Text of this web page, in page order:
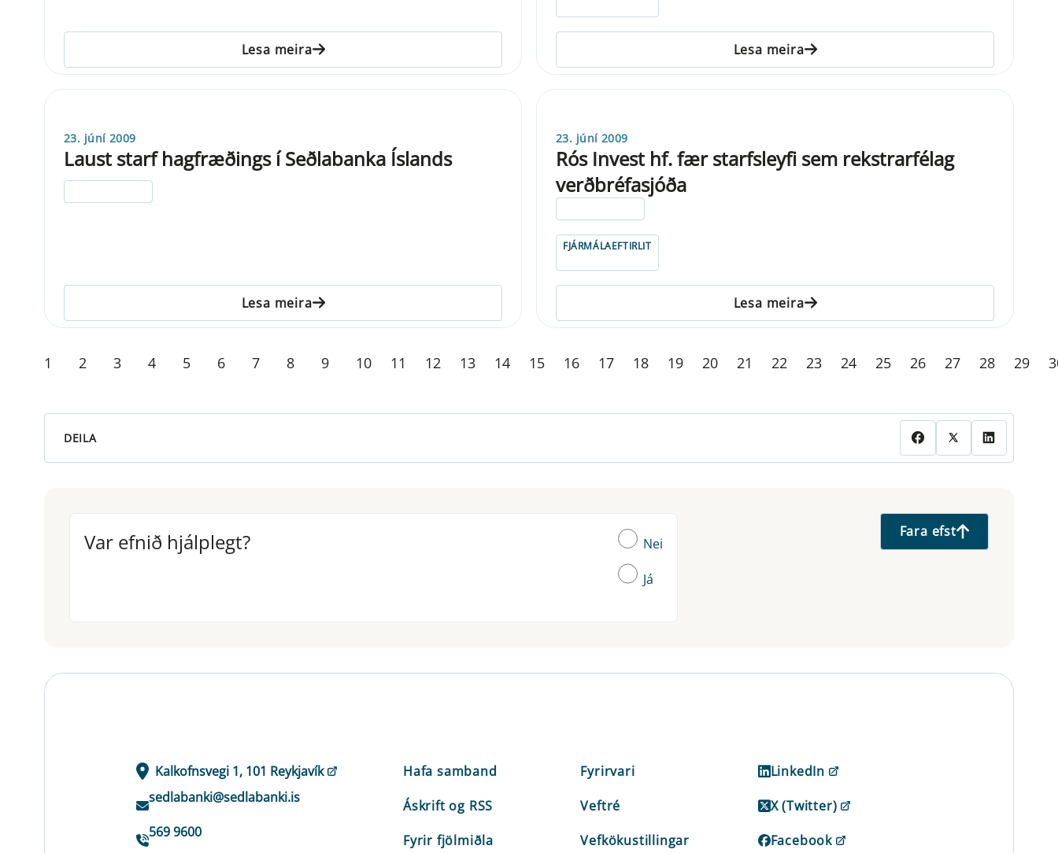
Lesa meira Lesa meira
23. júní 2009
Laust starf hagfræðings í Seðlabanka Íslands
Lesa meira
23. júní 2009
Rós Invest hf. fær starfsleyfi sem rekstrarfélag
verðbréfasjóða
FJÁRMÁLAEFTIRLIT
Lesa meira
1 2 3 4 5 6 7 8 9 10 11 12 13 14 15 16 17 18 19 20 21 22 23 24 25 26 27 28 29
DEILA
Var efnið hjálplegt?
Var efnið hjálplegt? Nei
Já
Fara efst
Kalkofnsvegi 1, 101 Reykjavík
sedlabanki@sedlabanki.is
569 9600
Hafa samband
Áskrift og RSS
Fyrir fjölmiðla
Fyrirvari
Veftré
Vefkökustillingar
LinkedIn
X (Twitter)
Facebook